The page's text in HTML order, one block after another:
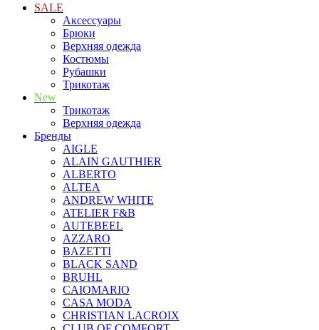
SALE
Аксессуары
Брюки
Верхняя одежда
Костюмы
Рубашки
Трикотаж
New
Трикотаж
Верхняя одежда
Бренды
AIGLE
ALAIN GAUTHIER
ALBERTO
ALTEA
ANDREW WHITE
ATELIER F&B
AUTEBEEL
AZZARO
BAZETTI
BLACK SAND
BRUHL
CAIOMARIO
CASA MODA
CHRISTIAN LACROIX